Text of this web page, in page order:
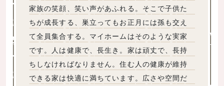
家族の笑顔、笑い声があふれる。そこで子供た
ちが成長する、巣立ってもお正月には孫も交え
て全員集合する。マイホームはそのような実家
です。人は健康で、長生き。家は頑丈で、長持
ちしなければなりません。住む人の健康が維持
できる家は快適に満ちています。広さや空間だ